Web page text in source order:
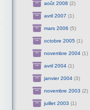
août 2008 (2)
avril 2007 (1)
mars 2006 (5)
octobre 2005 (1)
novembre 2004(1)
avril 2004(1)
janvier 2004(3)
novembre 2003 (2)
juillet 2003 (1)